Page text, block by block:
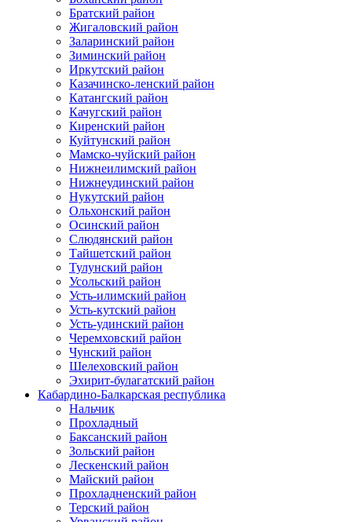
Братский район
Жигаловский район
Заларинский район
Зиминский район
Иркутский район
Казачинско-ленский район
Катангский район
Качугский район
Киренский район
Куйтунский район
Мамско-чуйский район
Нижнеилимский район
Нижнеудинский район
Нукутский район
Ольхонский район
Осинский район
Слюдянский район
Тайшетский район
Тулунский район
Усольский район
Усть-илимский район
Усть-кутский район
Усть-удинский район
Черемховский район
Чунский район
Шелеховский район
Эхирит-булагатский район
Кабардино-Балкарская республика
Нальчик
Прохладный
Баксанский район
Зольский район
Лескенский район
Майский район
Прохладненский район
Терский район